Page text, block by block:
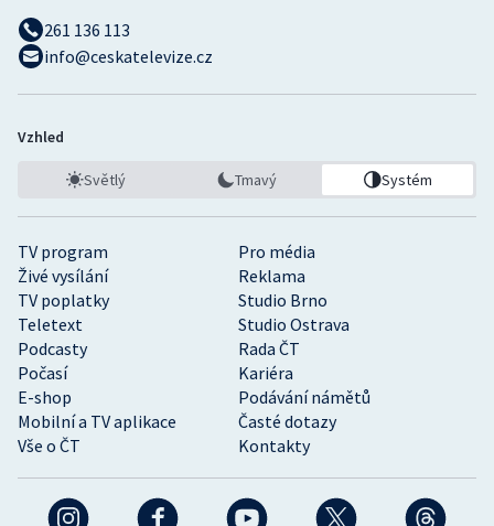
TV program
Pro média
Živé vysílání
Reklama
TV poplatky
Studio Brno
Teletext
Studio Ostrava
Podcasty
Rada ČT
Počasí
Kariéra
E-shop
Podávání námětů
Mobilní a TV aplikace
Časté dotazy
Vše o ČT
Kontakty
261 136 113
info@ceskatelevize.cz
Vzhled
Světlý Tmavý Systém